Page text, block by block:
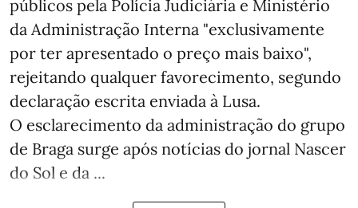
públicos pela Polícia Judiciária e Ministério
da Administração Interna "exclusivamente
por ter apresentado o preço mais baixo",
rejeitando qualquer favorecimento, segundo
declaração escrita enviada à Lusa.
O esclarecimento da administração do grupo
de Braga surge após notícias do jornal Nascer
do Sol e da ...